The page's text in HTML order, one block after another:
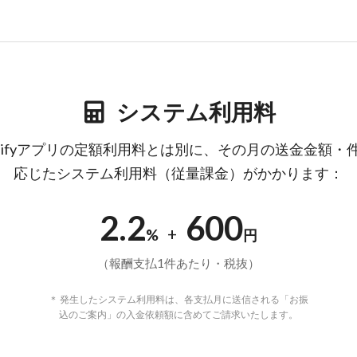
システム利用料
アプリの定額利用料とは別に、その月の送金金額・
応じたシステム利用料（従量課金）がかかります：
2.2% + 600円
（報酬支払1件あたり・税抜）
＊ 発生したシステム利用料は、各支払月に送信される「お振
込のご案内」の入金依頼額に含めてご請求いたします。